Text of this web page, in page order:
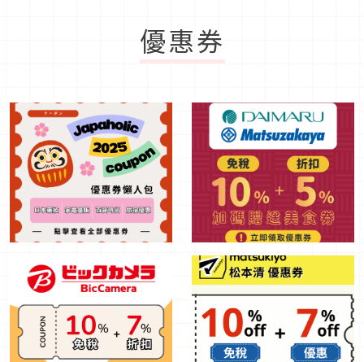
優惠券